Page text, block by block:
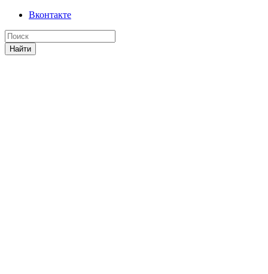
Вконтакте
Найти